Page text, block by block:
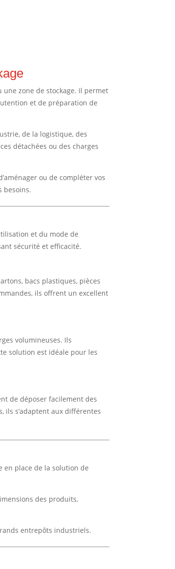
zone de stockage. Il permet
et de préparation de
de la logistique, des
détachées ou des charges
ou de compléter vos
besoins.
et du mode de
sécurité et efficacité.
bacs plastiques, pièces
ils offrent un excellent
volumineuses. Ils
solution est idéale pour les
de déposer facilement des
ils s’adaptent aux différentes
en place de la solution de
des produits,
entrepôts industriels.